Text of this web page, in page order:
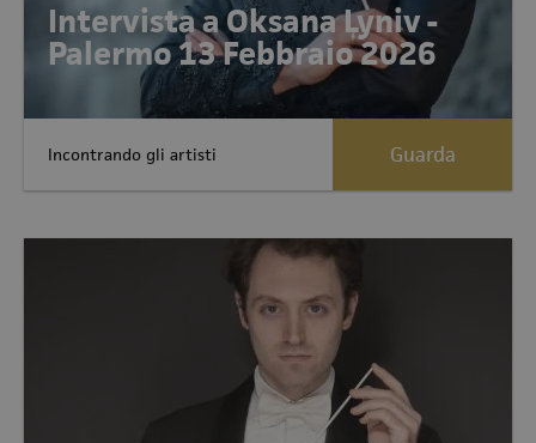
Intervista a Oksana Lyniv -
Palermo 13 Febbraio 2026
Incontrando gli artisti Guarda